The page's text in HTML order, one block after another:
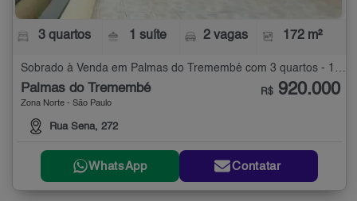
3 quartos 1 suíte 2 vagas 172 m²
Sobrado à Venda em Palmas do Tremembé com 3 quartos - 172 m²
Palmas do Tremembé
Zona Norte - São Paulo
Rua Sena, 272
R$ 920.000
WhatsApp Contatar